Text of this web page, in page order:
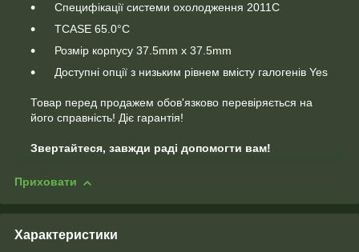
Специфікації системи охолодження 2011C
TCASE 65.0°C
Розмір корпусу 37.5mm x 37.5mm
Доступні опції з низьким рівнем вмісту галогенів Yes
Товар перед продажем обов'язково перевіряється на
його справність! Діє гарантія!
Звертайтеся, завжди раді допомогти вам!
Приховати
Характеристики